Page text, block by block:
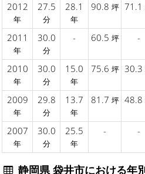
2012
年
27.5
分
28.1
年
90.8 坪 71.1
2011
年
30.0
分
- 60.5 坪 -
2010
年
30.0
分
15.0
年
75.6 坪 30.3
2009
年
29.8
分
13.7
年
81.7 坪 48.8
2007
年
30.0
分
25.5
年
- -
静岡県 袋井市における